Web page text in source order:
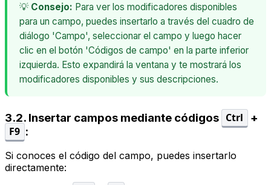
💡 Consejo: Para ver los modificadores disponibles
para un campo, puedes insertarlo a través del cuadro de
diálogo 'Campo', seleccionar el campo y luego hacer
clic en el botón 'Códigos de campo' en la parte inferior
izquierda. Esto expandirá la ventana y te mostrará los
modificadores disponibles y sus descripciones.
3.2. Insertar campos mediante códigos Ctrl +
F9 :
Si conoces el código del campo, puedes insertarlo
directamente: